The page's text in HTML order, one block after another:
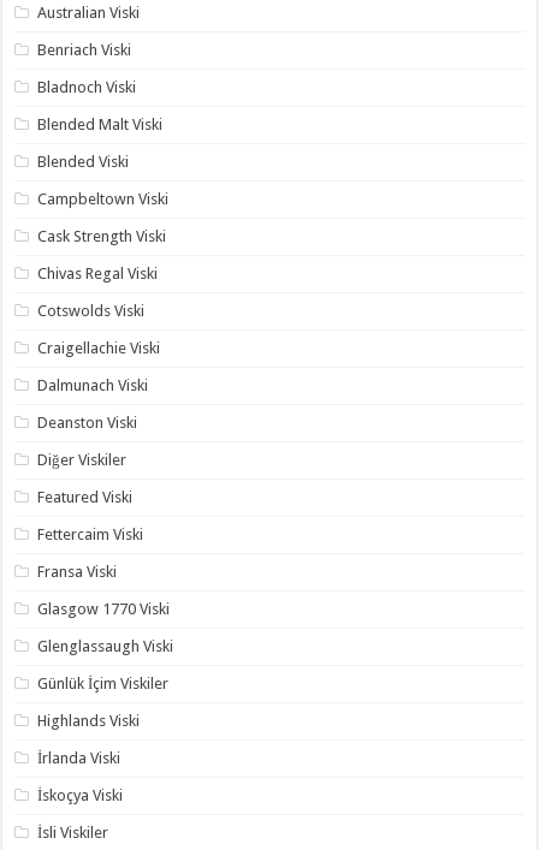
Australian Viski
Benriach Viski
Bladnoch Viski
Blended Malt Viski
Blended Viski
Campbeltown Viski
Cask Strength Viski
Chivas Regal Viski
Cotswolds Viski
Craigellachie Viski
Dalmunach Viski
Deanston Viski
Diğer Viskiler
Featured Viski
Fettercaim Viski
Fransa Viski
Glasgow 1770 Viski
Glenglassaugh Viski
Günlük İçim Viskiler
Highlands Viski
İrlanda Viski
İskoçya Viski
İsli Viskiler